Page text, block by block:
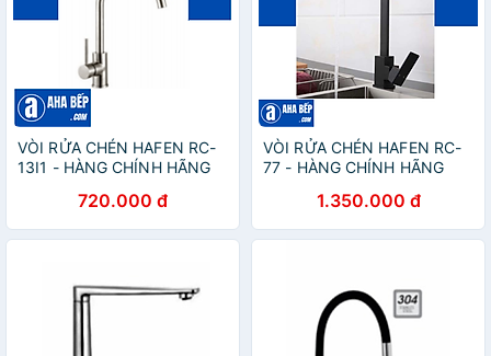
VÒI RỬA CHÉN HAFEN RC-
13I1 - HÀNG CHÍNH HÃNG
720.000 đ
VÒI RỬA CHÉN HAFEN RC-
77 - HÀNG CHÍNH HÃNG
1.350.000 đ